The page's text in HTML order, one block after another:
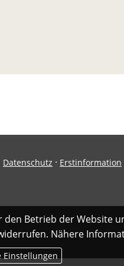
Datenschutz · Erstinformation
den Betrieb der
Nähere
Einstellungen